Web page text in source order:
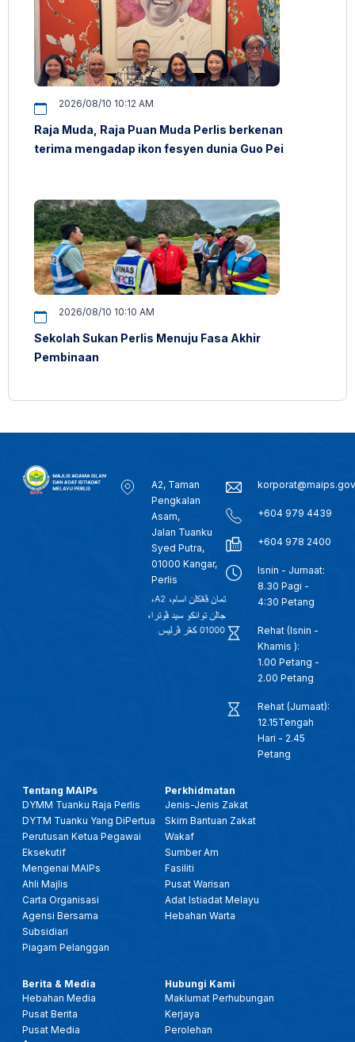
2026/08/10 10:12 AM
Raja Muda, Raja Puan Muda Perlis berkenan
terima mengadap ikon fesyen dunia Guo Pei
2026/08/10 10:10 AM
Sekolah Sukan Perlis Menuju Fasa Akhir
Pembinaan
A2, Taman
Pengkalan
Asam,
Jalan Tuanku
Syed Putra,
01000 Kangar,
Perlis
+604 979 4439
+604 978 2400
Isnin - Jumaat:
8.30 Pagi -
4:30 Petang
Rehat (Isnin -
Khamis ):
1.00 Petang -
2.00 Petang
Rehat (Jumaat):
12.15Tengah
Hari - 2.45
Petang
Tentang MAIPs
DYMM Tuanku Raja Perlis
DYTM Tuanku Yang DiPertua
Perutusan Ketua Pegawai
Eksekutif
Mengenai MAIPs
Ahli Majlis
Carta Organisasi
Agensi Bersama
Subsidiari
Piagam Pelanggan
Perkhidmatan
Jenis-Jenis Zakat
Skim Bantuan Zakat
Wakaf
Sumber Am
Fasiliti
Pusat Warisan
Adat Istiadat Melayu
Hebahan Warta
Berita & Media
Hebahan Media
Pusat Berita
Pusat Media
Hubungi Kami
Maklumat Perhubungan
Kerjaya
Perolehan